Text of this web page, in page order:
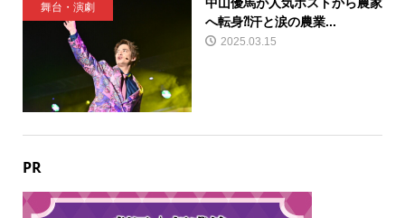
舞台・演劇
へ転身⁈汗と涙の農業...
2025.03.15
PR